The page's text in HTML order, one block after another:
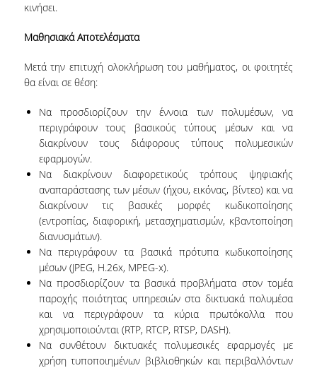
ΜΑΘΗΜΑΤΑ ΕΛΕΥΘΕΡΗΣ ΕΠΙΛΟΓΗΣ
ΕΚΠΑΙΔΕΥΤΙΚΑ ΕΡΓΑΣΤΗΡΙΑ
ΚΑΤΑΤΑΚΤΗΡΙΕΣ ΕΞΕΤΑΣΕΙΣ
ΠΡΑΚΤΙΚΗ ΑΣΚΗΣΗ
ΑΚΑΔΗΜΑΪΚΟΙ ΣΥΜΒΟΥΛΟΙ ΣΠΟΥΔΩΝ
ΠΙΣΤΟΠΟΙΗΣΗ ΠΑΙΔΑΓΩΓΙΚΗΣ ΚΑΙ ΔΙΔΑΚΤΙΚΗΣ
ΕΠΑΡΚΕΙΑΣ
ERASMUS+
ΜΕΤΑΠΤΥΧΙΑΚΕΣ ΣΠΟΥΔΕΣ
ΜΕΤΑΠΤΥΧΙΑΚΑ ΠΡΟΓΡΑΜΜΑΤΑ
ΠΜΣ ΣΤΗΝ ΕΠΙΣΤΗΜΗ ΤΩΝ ΥΠΟΛΟΓΙΣΤΩΝ
κινήσει.
Μαθησιακά Αποτελέσματα
Μετά την επιτυχή ολοκλήρωση του μαθήματος, οι φοιτητές
θα είναι σε θέση:
Να προσδιορίζουν την έννοια των πολυμέσων, να
περιγράφουν τους βασικούς τύπους μέσων και να
διακρίνουν τους διάφορους τύπους πολυμεσικών
εφαρμογών.
Να διακρίνουν διαφορετικούς τρόπους ψηφιακής
αναπαράστασης των μέσων (ήχου, εικόνας, βίντεο) και να
διακρίνουν τις βασικές μορφές κωδικοποίησης
(εντροπίας, διαφορική, μετασχηματισμών, κβαντοποίηση
διανυσμάτων).
Να περιγράφουν τα βασικά πρότυπα κωδικοποίησης
μέσων (JPEG, H.26x, MPEG-x).
Να προσδιορίζουν τα βασικά προβλήματα στον τομέα
παροχής ποιότητας υπηρεσιών στα δικτυακά πολυμέσα
και να περιγράφουν τα κύρια πρωτόκολλα που
χρησιμοποιούνται (RTP, RTCP, RTSP, DASH).
Να συνθέτουν δικτυακές πολυμεσικές εφαρμογές με
χρήση τυποποιημένων βιβλιοθηκών και περιβαλλόντων